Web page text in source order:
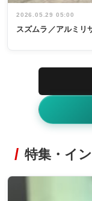
2026.05.29 05:00
スズムラ／アルミリ
特集・イ